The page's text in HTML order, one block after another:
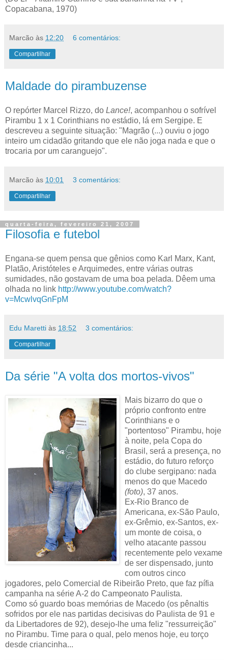
Copacabana, 1970)
Marcão às 12:20 6 comentários:
Compartilhar
Maldade do pirambuzense
O repórter Marcel Rizzo, do Lance!, acompanhou o sofrível
Pirambu 1 x 1 Corinthians no estádio, lá em Sergipe. E
descreveu a seguinte situação: "Magrão (...) ouviu o jogo
inteiro um cidadão gritando que ele não joga nada e que o
trocaria por um caranguejo".
Marcão às 10:01 3 comentários:
Compartilhar
quarta-feira, fevereiro 21, 2007
Filosofia e futebol
Engana-se quem pensa que gênios como Karl Marx, Kant,
Platão, Aristóteles e Arquimedes, entre várias outras
sumidades, não gostavam de uma boa pelada. Dêem uma
olhada no link http://www.youtube.com/watch?
v=McwlvqGnFpM
Edu Maretti às 18:52 3 comentários:
Compartilhar
Da série "A volta dos mortos-vivos"
Mais bizarro do que o
próprio confronto entre
Corinthians e o
"portentoso" Pirambu, hoje
à noite, pela Copa do
Brasil, será a presença, no
estádio, do futuro reforço
do clube sergipano: nada
menos do que Macedo
(foto), 37 anos.
Ex-Rio Branco de
Americana, ex-São Paulo,
ex-Grêmio, ex-Santos, ex-
um monte de coisa, o
velho atacante passou
recentemente pelo vexame
de ser dispensado, junto
com outros cinco
jogadores, pelo Comercial de Ribeirão Preto, que faz pífia
campanha na série A-2 do Campeonato Paulista.
Como só guardo boas memórias de Macedo (os pênaltis
sofridos por ele nas partidas decisivas do Paulista de 91 e
da Libertadores de 92), desejo-lhe uma feliz "ressurreição"
no Pirambu. Time para o qual, pelo menos hoje, eu torço
desde criancinha...